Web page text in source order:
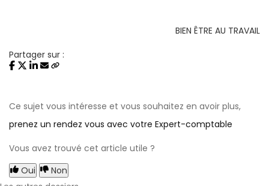
BIEN ÊTRE AU TRAVAIL
Partager sur :
Ce sujet vous intéresse et vous souhaitez en avoir plus,
prenez un rendez vous avec votre Expert-comptable
Vous avez trouvé cet article utile ?
Oui
Non